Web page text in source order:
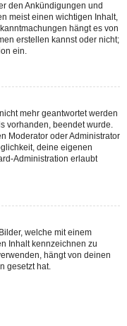
den Ankündigungen und
meist einen wichtigen Inhalt,
hängt es von
erstellen kannst oder nicht;
ein.
mehr geantwortet werden
vorhanden, beendet wurde.
Moderator oder Administrator
deine eigenen
Administration erlaubt
welche mit einem
Inhalt kennzeichnen zu
hängt von deinen
gesetzt hat.